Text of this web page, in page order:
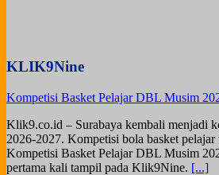
KLIK9Nine
Kompetisi Basket Pelajar DBL Musim
Klik9.co.id – Surabaya kembali menjadi
2026-2027. Kompetisi bola basket pelajar
Kompetisi Basket Pelajar DBL Musim
pertama kali tampil pada Klik9Nine. [...]